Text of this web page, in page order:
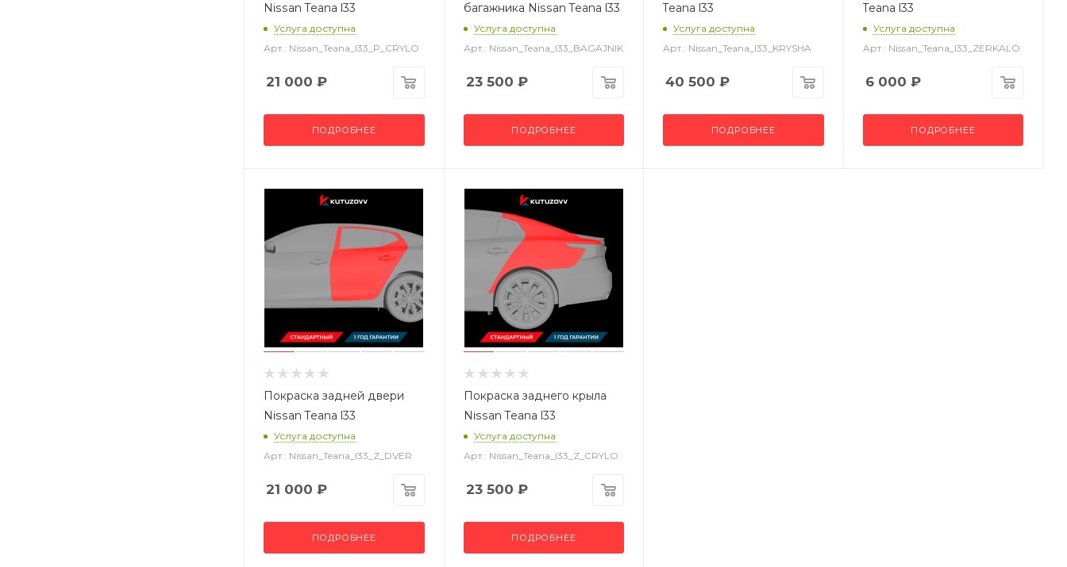
Nissan Teana l33
Услуга доступна
Арт.: Nissan_Teana_l33_P_CRYLO
21 000 ₽
ПОДРОБНЕЕ
багажника Nissan Teana l33
Услуга доступна
Арт.: Nissan_Teana_l33_BAGAJNIK
23 500 ₽
ПОДРОБНЕЕ
Teana l33
Услуга доступна
Арт.: Nissan_Teana_l33_KRYSHA
40 500 ₽
ПОДРОБНЕЕ
Teana l33
Услуга доступна
Арт.: Nissan_Teana_l33_ZERKALO
6 000 ₽
ПОДРОБНЕЕ
Покраска задней двери
Nissan Teana l33
Услуга доступна
Арт.: Nissan_Teana_l33_Z_DVER
21 000 ₽
ПОДРОБНЕЕ
Покраска заднего крыла
Nissan Teana l33
Услуга доступна
Арт.: Nissan_Teana_l33_Z_CRYLO
23 500 ₽
ПОДРОБНЕЕ